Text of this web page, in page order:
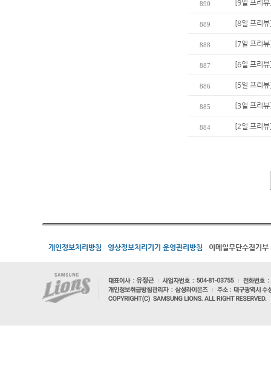
890 [9일 프리
889 [8일 프리
888 [7일 프리
887 [6일 프리
886 [5일 프리
885 [3일 프리
884 [2일 프리
개인정보처리방침 영상정보처리기기 운영관리방침 이메일무단수집거부